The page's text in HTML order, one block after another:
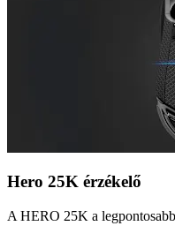
Hero 25K érzékelő
A HERO 25K a